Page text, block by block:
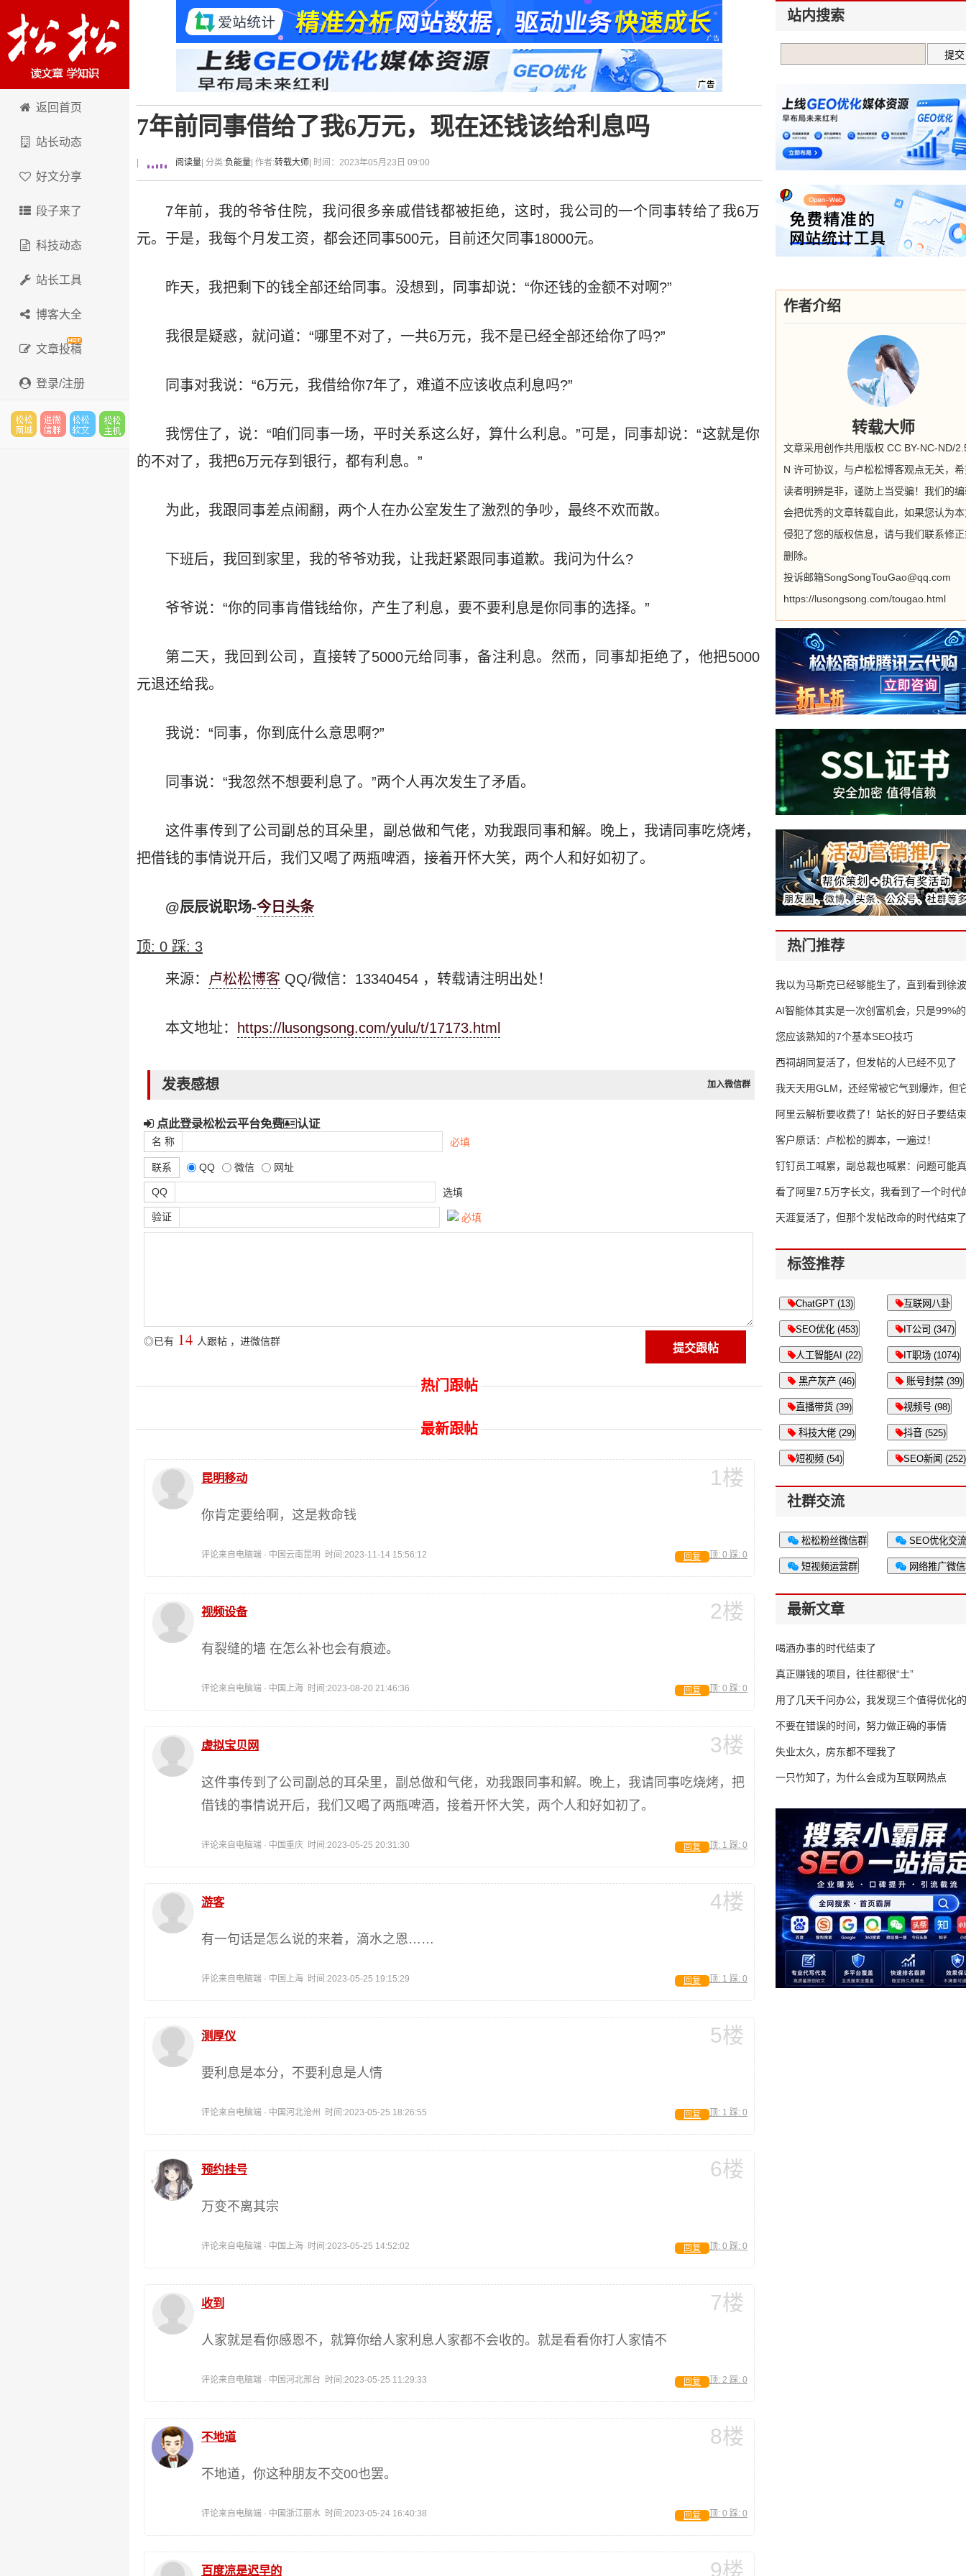
卢松松博客
返回首页
站长动态
好文分享
段子来了
科技动态
站长工具
博客大全
文章投稿
登录/注册
7年前同事借给了我6万元，现在还钱该给利息吗
阅读量 | 分类:负能量 | 作者:转载大师 | 时间：2023年05月23日 09:00
7年前，我的爷爷住院，我问很多亲戚借钱都被拒绝，这时，我公司的一个同事转给了我6万
元。于是，我每个月发工资，都会还同事500元，目前还欠同事18000元。
昨天，我把剩下的钱全部还给同事。没想到，同事却说：“你还钱的金额不对啊?”
我很是疑惑，就问道：“哪里不对了，一共6万元，我不是已经全部还给你了吗?”
同事对我说：“6万元，我借给你7年了，难道不应该收点利息吗?”
我愣住了，说：“咱们同事一场，平时关系这么好，算什么利息。”可是，同事却说：“这就是你
的不对了，我把6万元存到银行，都有利息。”
为此，我跟同事差点闹翻，两个人在办公室发生了激烈的争吵，最终不欢而散。
下班后，我回到家里，我的爷爷劝我，让我赶紧跟同事道歉。我问为什么?
爷爷说：“你的同事肯借钱给你，产生了利息，要不要利息是你同事的选择。”
第二天，我回到公司，直接转了5000元给同事，备注利息。然而，同事却拒绝了，他把5000
元退还给我。
我说：“同事，你到底什么意思啊?”
同事说：“我忽然不想要利息了。”两个人再次发生了矛盾。
这件事传到了公司副总的耳朵里，副总做和气佬，劝我跟同事和解。晚上，我请同事吃烧烤，
把借钱的事情说开后，我们又喝了两瓶啤酒，接着开怀大笑，两个人和好如初了。
@辰辰说职场-今日头条
顶: 0 踩: 3
来源： 卢松松博客 QQ/微信：13340454 ，转载请注明出处！
本文地址： https://lusongsong.com/yulu/t/17173.html
发表感想 加入微信群
点此登录松松云平台免费 认证
名 称 必填
联系 QQ 微信 网址
QQ 选填
验证 必填
◎已有 14 人跟帖 ， 进微信群
热门跟帖
最新跟帖
1楼
昆明移动
你肯定要给啊，这是救命钱
评论来自电脑端 · 中国云南昆明 时间:2023-11-14 15:56:12 顶: 0 踩: 0
回复
2楼
视频设备
有裂缝的墙 在怎么补也会有痕迹。
评论来自电脑端 · 中国上海 时间:2023-08-20 21:46:36 顶: 0 踩: 0
回复
3楼
虚拟宝贝网
这件事传到了公司副总的耳朵里，副总做和气佬，劝我跟同事和解。晚上，我请同事吃烧烤，把
借钱的事情说开后，我们又喝了两瓶啤酒，接着开怀大笑，两个人和好如初了。
评论来自电脑端 · 中国重庆 时间:2023-05-25 20:31:30 顶: 1 踩: 0
回复
4楼
游客
有一句话是怎么说的来着，滴水之恩……
评论来自电脑端 · 中国上海 时间:2023-05-25 19:15:29 顶: 1 踩: 0
回复
5楼
测厚仪
要利息是本分，不要利息是人情
评论来自电脑端 · 中国河北沧州 时间:2023-05-25 18:26:55 顶: 1 踩: 0
回复
6楼
预约挂号
万变不离其宗
评论来自电脑端 · 中国上海 时间:2023-05-25 14:52:02 顶: 0 踩: 0
回复
7楼
收到
人家就是看你感恩不，就算你给人家利息人家都不会收的。就是看看你打人家情不
评论来自电脑端 · 中国河北邢台 时间:2023-05-25 11:29:33 顶: 2 踩: 0
回复
8楼
不地道
不地道，你这种朋友不交00也罢。
评论来自电脑端 · 中国浙江丽水 时间:2023-05-24 16:40:38 顶: 0 踩: 0
回复
9楼
百度凉是迟早的
站内搜索
作者介绍
转载大师
文章采用创作共用版权 CC BY-NC-ND/
N 许可协议，与卢松松博客观点无关，
读者明辨是非，谨防上当受骗！我们的
会把优秀的文章转载自此，如果您认为
侵犯了您的版权信息，请与我们联系修
删除。
投诉邮箱SongSongTouGao@qq.com
https://lusongsong.com/tougao.html
热门推荐
我以为马斯克已经够能生了，直到看到
AI智能体其实是一次创富机会，只是99%
错过了
您应该熟知的7个基本SEO技巧
西祠胡同复活了，但发帖的人已经不见了
我天天用GLM，还经常被它气到爆炸，但
16万亿
阿里云解析要收费了！站长的好日子要结
客户原话：卢松松的脚本，一遍过！
钉钉员工喊累，副总裁也喊累：问题可能
了
看了阿里7.5万字长文，我看到了一个时代
天涯复活了，但那个发帖改命的时代结束了
标签推荐
ChatGPT (13) 互联网八卦
SEO优化 (453) IT公司 (347)
人工智能AI (22) IT职场 (1074)
黑产灰产 (46) 账号封禁 (39)
直播带货 (39) 视频号 (98)
科技大佬 (29) 抖音 (525)
短视频 (54) SEO新闻 (252)
社群交流
松松粉丝微信群 SEO优化交
短视频运营群 网络推广微
最新文章
喝酒办事的时代结束了
真正赚钱的项目，往往都很“土”
用了几天千问办公，我发现三个值得优化
不要在错误的时间，努力做正确的事情
失业太久，房东都不理我了
一只竹知了，为什么会成为互联网热点